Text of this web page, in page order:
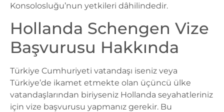
Konsolosluğu’nun yetkileri dâhilindedir.
Hollanda Schengen Vize
Başvurusu Hakkında
Türkiye Cumhuriyeti vatandaşı iseniz veya
Türkiye’de ikamet etmekte olan üçüncü ülke
vatandaşlarından biriyseniz Hollanda seyahatleriniz
için vize başvurusu yapmanız gerekir. Bu